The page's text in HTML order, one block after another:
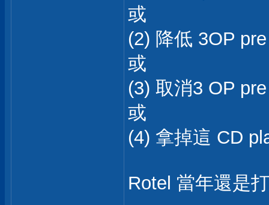
或
(2) 降低 3OP
或
(3) 取消3 OP
或
(4) 拿掉這 CD
Rotel 當年還是